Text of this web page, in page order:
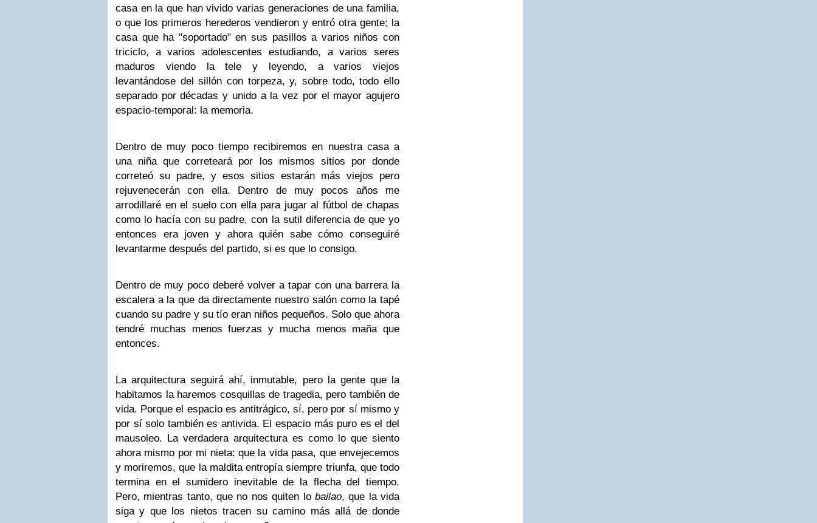
casa en la que han vivido varias generaciones de una familia,
o que los primeros herederos vendieron y entró otra gente; la
casa que ha "soportado" en sus pasillos a varios niños con
triciclo, a varios adolescentes estudiando, a varios seres
maduros viendo la tele y leyendo, a varios viejos
levantándose del sillón con torpeza, y, sobre todo, todo ello
separado por décadas y unido a la vez por el mayor agujero
espacio-temporal: la memoria.
Dentro de muy poco tiempo recibiremos en nuestra casa a
una niña que correteará por los mismos sitios por donde
correteó su padre, y esos sitios estarán más viejos pero
rejuvenecerán con ella. Dentro de muy pocos años me
arrodillaré en el suelo con ella para jugar al fútbol de chapas
como lo hacía con su padre, con la sutil diferencia de que yo
entonces era joven y ahora quién sabe cómo conseguiré
levantarme después del partido, si es que lo consigo.
Dentro de muy poco deberé volver a tapar con una barrera la
escalera a la que da directamente nuestro salón como la tapé
cuando su padre y su tío eran niños pequeños. Solo que ahora
tendré muchas menos fuerzas y mucha menos maña que
entonces.
La arquitectura seguirá ahí, inmutable, pero la gente que la
habitamos la haremos cosquillas de tragedia, pero también de
vida. Porque el espacio es antitrágico, sí, pero por sí mismo y
por sí solo también es antivida. El espacio más puro es el del
mausoleo. La verdadera arquitectura es como lo que siento
ahora mismo por mi nieta: que la vida pasa, que envejecemos
y moriremos, que la maldita entropía siempre triunfa, que todo
termina en el sumidero inevitable de la flecha del tiempo.
Pero, mientras tanto, que no nos quiten lo bailao, que la vida
siga y que los nietos tracen su camino más allá de donde